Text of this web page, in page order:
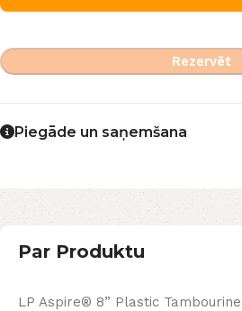
Rezervēt
Piegāde un saņemšana
Par Produktu
LP Aspire® 8” Plastic